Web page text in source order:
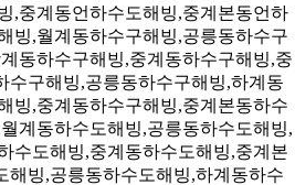
,중계동언하수도해빙,중계본동언하
빙,월계동하수구해빙,공릉동하수구
동하수구해빙,중계동하수구해빙,중
수구해빙,공릉동하수구해빙,하계동
빙,중계동하수구해빙,중계본동하수
계동하수도해빙,공릉동하수도해빙,
수도해빙,중계동하수도해빙,중계본
해빙,공릉동하수도해빙,하계동하수